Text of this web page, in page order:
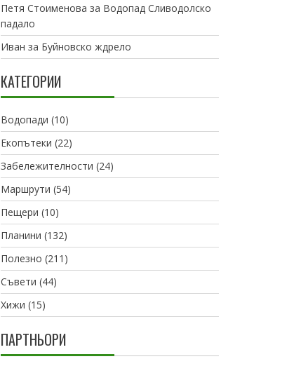
Петя Стоименова за Водопад Сливодолско
падало
Иван за Буйновско ждрело
КАТЕГОРИИ
Водопади (10)
Екопътеки (22)
Забележителности (24)
Маршрути (54)
Пещери (10)
Планини (132)
Полезно (211)
Съвети (44)
Хижи (15)
ПАРТНЬОРИ